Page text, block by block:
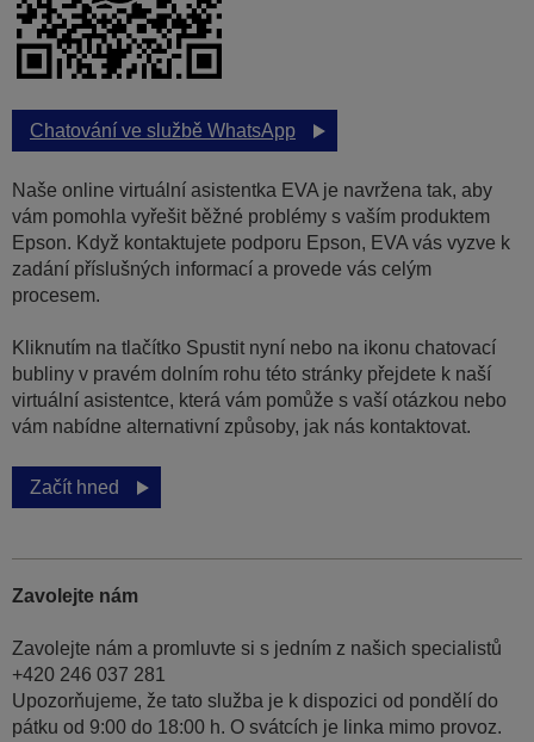
Chatování ve službě WhatsApp
Naše online virtuální asistentka EVA je navržena tak, aby
vám pomohla vyřešit běžné problémy s vaším produktem
Epson. Když kontaktujete podporu Epson, EVA vás vyzve k
zadání příslušných informací a provede vás celým
procesem.
Kliknutím na tlačítko Spustit nyní nebo na ikonu chatovací
bubliny v pravém dolním rohu této stránky přejdete k naší
virtuální asistentce, která vám pomůže s vaší otázkou nebo
vám nabídne alternativní způsoby, jak nás kontaktovat.
Začít hned
Zavolejte nám
Zavolejte nám a promluvte si s jedním z našich specialistů
+420 246 037 281
Upozorňujeme, že tato služba je k dispozici od pondělí do
pátku od 9:00 do 18:00 h. O svátcích je linka mimo provoz.